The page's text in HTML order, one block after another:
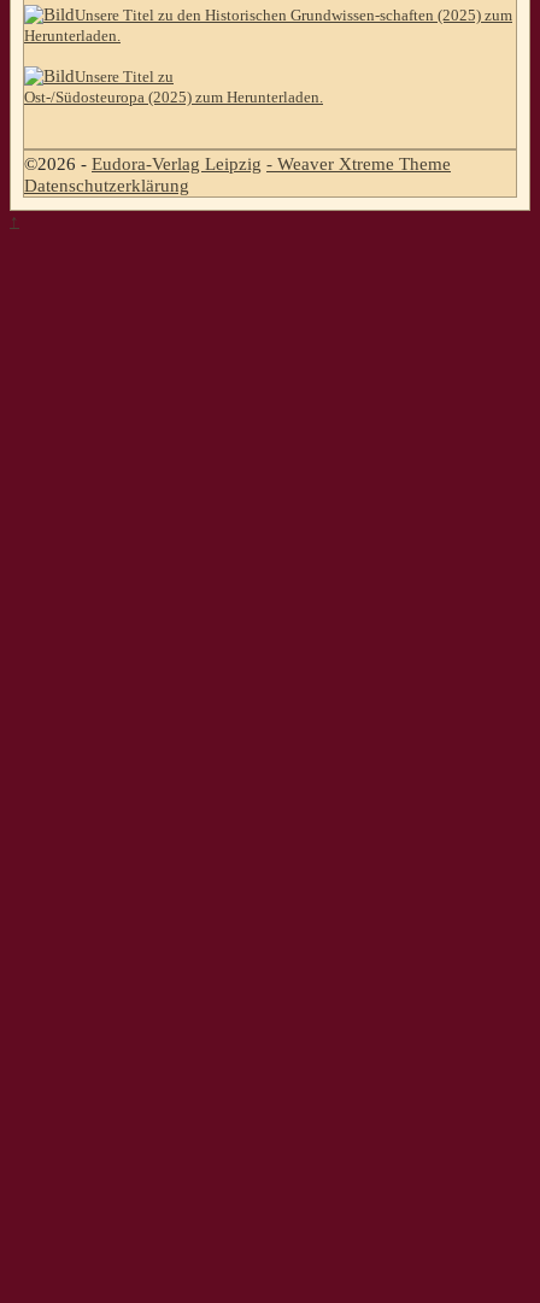
Unsere Titel zu den Historischen Grundwissen-schaften (2025) zum
Herunterladen.
Unsere Titel zu
Ost-/Südosteuropa (2025) zum Herunterladen.
©2026 - Eudora-Verlag Leipzig - Weaver Xtreme Theme
Datenschutzerklärung
↑